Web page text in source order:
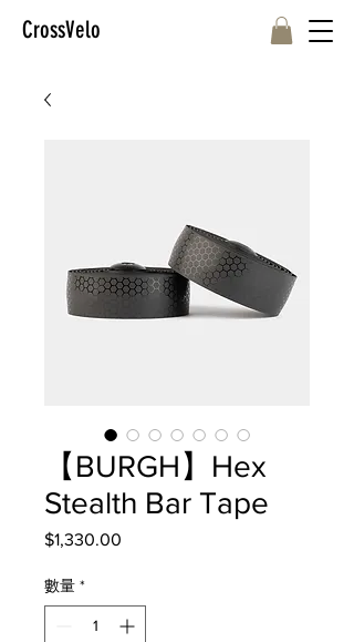
CrossVelo
【BURGH】Hex
Stealth Bar Tape
$1,330.00
數量 *